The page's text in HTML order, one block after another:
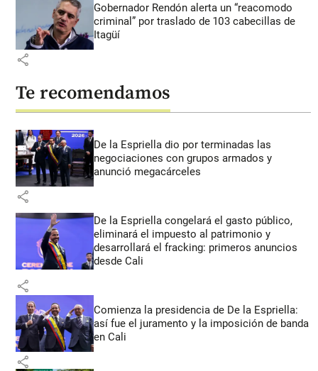
Gobernador Rendón alerta un “reacomodo
criminal” por traslado de 103 cabecillas de
Itagüí
share
Te recomendamos
De la Espriella dio por terminadas las
negociaciones con grupos armados y
anunció megacárceles
share
De la Espriella congelará el gasto público,
eliminará el impuesto al patrimonio y
desarrollará el fracking: primeros anuncios
desde Cali
share
Comienza la presidencia de De la Espriella:
así fue el juramento y la imposición de banda
en Cali
share